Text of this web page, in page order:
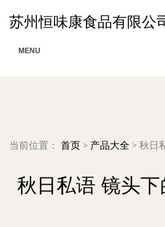
苏州恒味康食品有限公
MENU
当前位置： 首页 > 产品大全 > 秋日
秋日私语 镜头